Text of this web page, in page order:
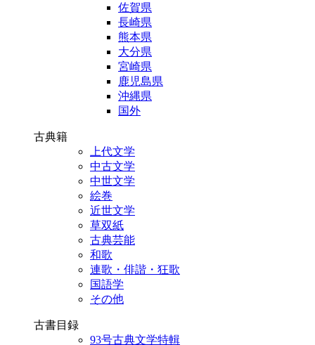
佐賀県
長崎県
熊本県
大分県
宮崎県
鹿児島県
沖縄県
国外
古典籍
上代文学
中古文学
中世文学
絵巻
近世文学
草双紙
古典芸能
和歌
連歌・俳諧・狂歌
国語学
その他
古書目録
93号古典文学特輯